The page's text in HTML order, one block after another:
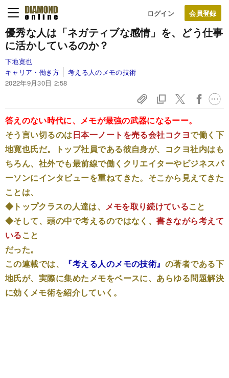
ログイン
優秀な人は「ネガティブな感情」を、どう仕事
に活かしているのか？
下地寛也
キャリア・働き方
考える人のメモの技術
2022年9月30日 2:58
答えのない時代に、メモが最強の武器になるーー。
そう言い切るのは日本一ノートを売る会社コクヨで働く下
地寛也氏だ。トップ社員である彼自身が、コクヨ社内はも
ちろん、社外でも最前線で働くクリエイターやビジネスパ
ーソンにインタビューを重ねてきた。そこから見えてきた
ことは、
◆トップクラスの人達は、 メモを取り続けていること
◆そして、頭の中で考えるのではなく、書きながら考えて
いること
だった。
この連載では、
『考える人のメモの技術』 の著者である下
地氏が、実際に集めたメモをベースに、あらゆる問題解決
に効くメモ術を紹介していく。